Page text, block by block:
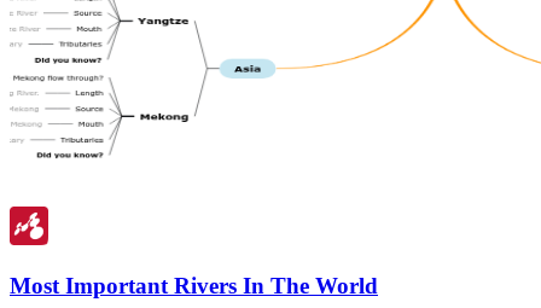
Most Important Rivers In The World